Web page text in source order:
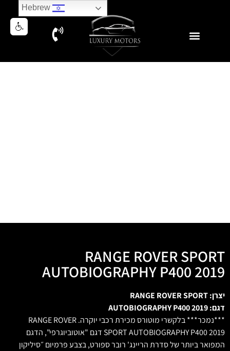
RANGE ROVER SPORT
AUTOBIOGRAPHY P400 2019
יצרן: RANGE ROVER SPORT
דגם: AUTOBIOGRAPHY P400 2019
***נמכר*** בלקשרי מוטורס מכירת רכבי יוקרה. RANGE ROVER
SPORT AUTOBIOGRAPHY P400 2019 דגם "אוטוביוגרפי", הדגם
המפואר ביותר של סדרת הריינג' רובר ספורט, בצבע פרמיום ״סיליקון
Hebrew